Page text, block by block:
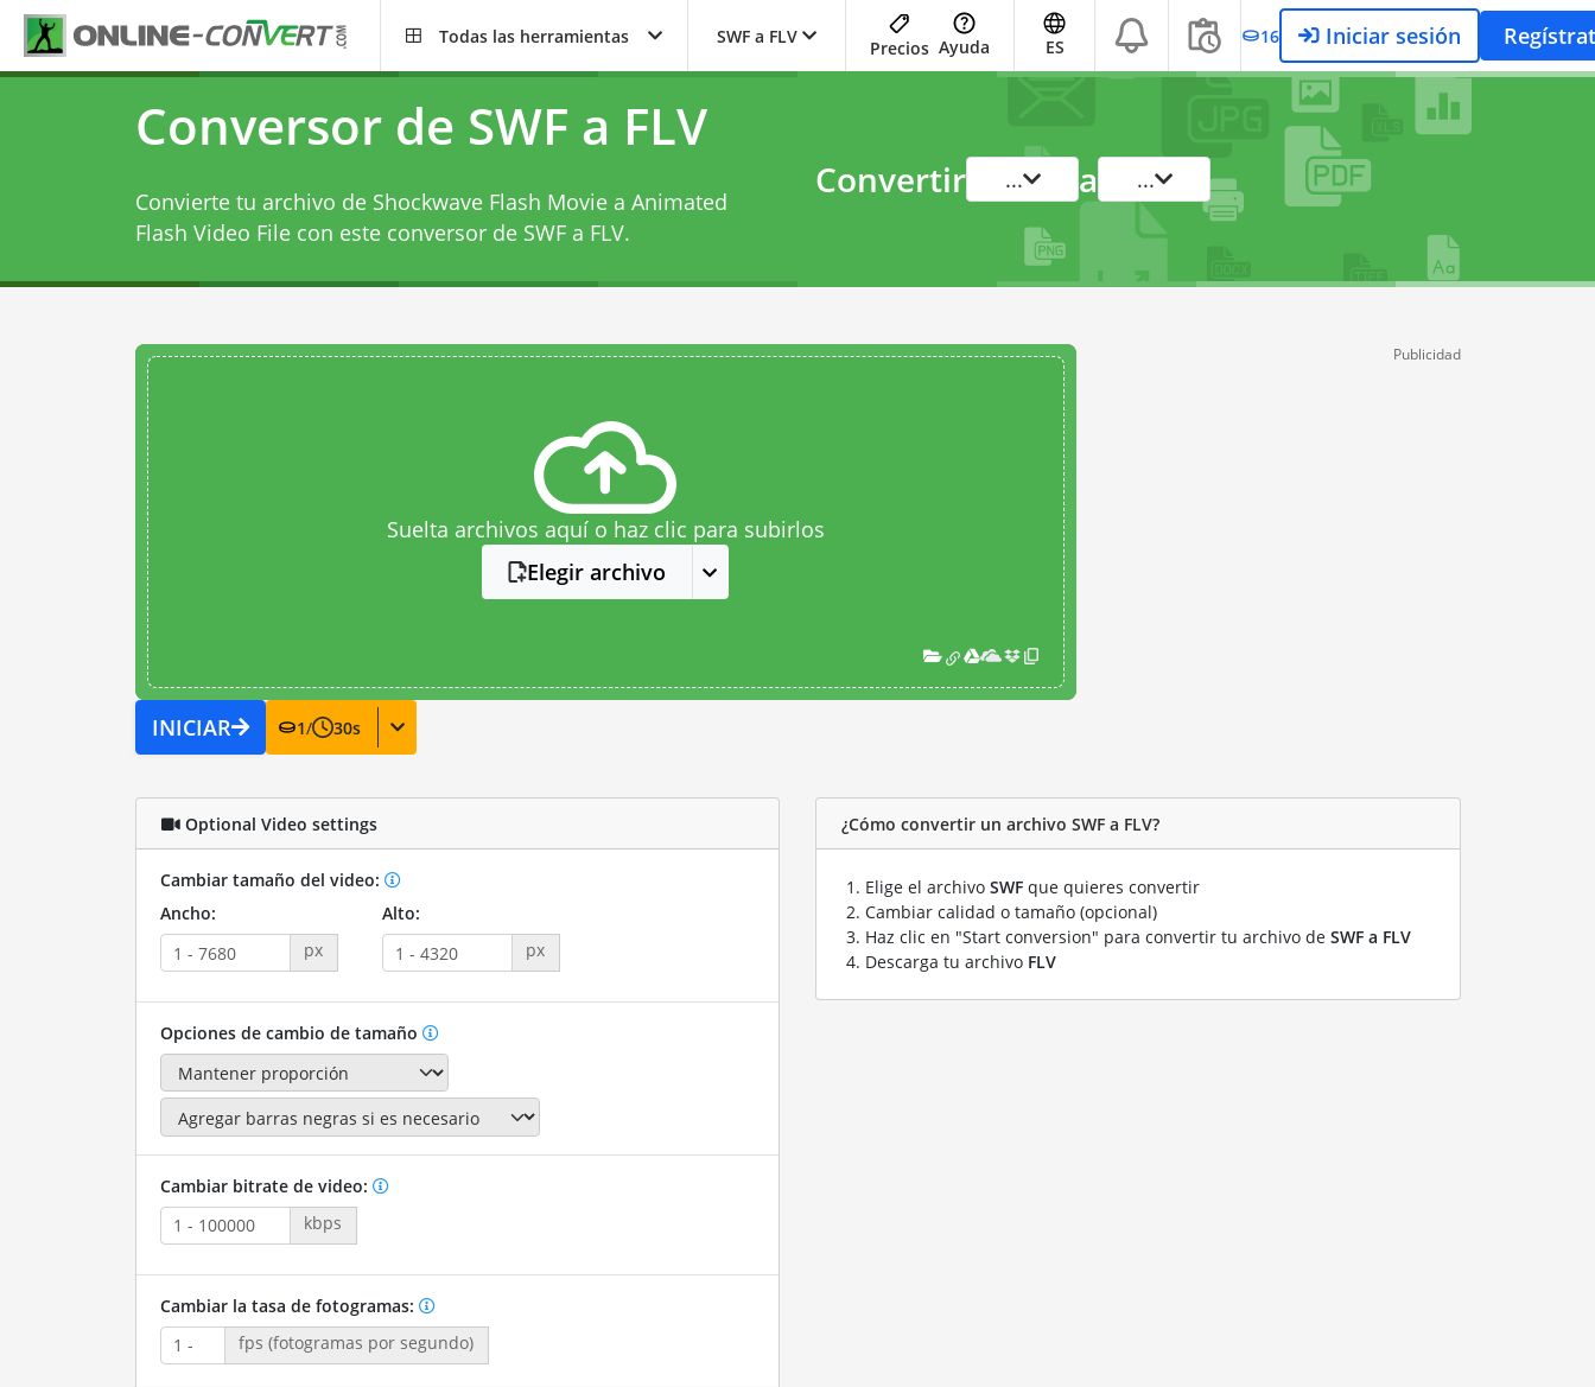
Todas las herramientas SWF a FLV
Precios Ayuda ES 16 Iniciar sesión
Conversor de SWF a FLV
Convierte tu archivo de Shockwave Flash Movie a Animated
Flash Video File con este conversor de SWF a FLV.
Convertir ... a ...
Suelta archivos aquí o haz clic para subirlos
Elegir archivo
INICIAR 1/ 30s
Publicidad
Optional Video settings
Cambiar tamaño del video:
Ancho:
px
Alto:
px
Opciones de cambio de tamaño
Cambiar bitrate de video:
kbps
Cambiar la tasa de fotogramas:
fps (fotogramas por segundo)
¿Cómo convertir un archivo SWF a FLV?
Elige el archivo SWF que quieres convertir
Cambiar calidad o tamaño (opcional)
Haz clic en "Start conversion" para convertir tu archivo de SWF a FLV
Descarga tu archivo FLV